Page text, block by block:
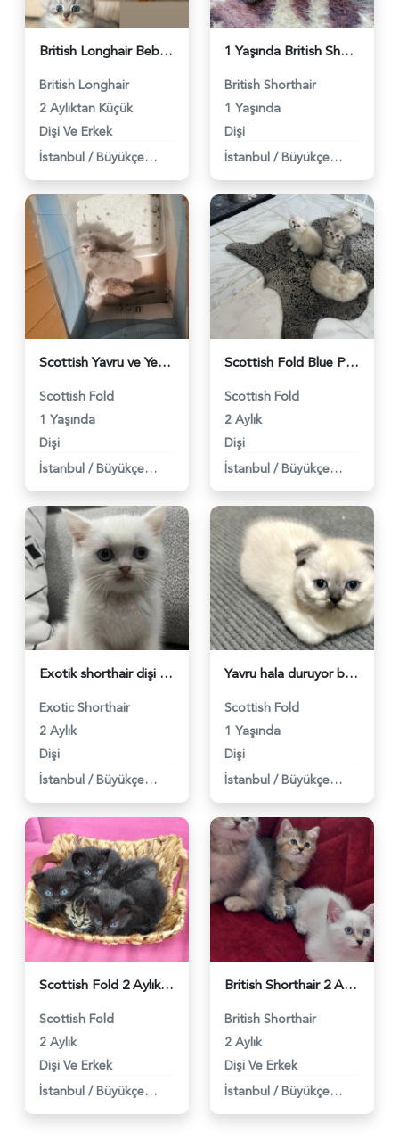
British Longhair Bebekler - 6197
British Longhair
2 Aylıktan Küçük
Dişi Ve Erkek
İstanbul / Büyükçekmece
1 Yaşında British Shorthair Baby Face 1 Yaşında - 4911
British Shorthair
1 Yaşında
Dişi
İstanbul / Büyükçekmece
Scottish Yavru ve Yetişkin Kediler - 4297
Scottish Fold
1 Yaşında
Dişi
İstanbul / Büyükçekmece
Scottish Fold Blue Point Yavrularımız - 4160
Scottish Fold
2 Aylık
Dişi
İstanbul / Büyükçekmece
Exotik shorthair dişi - 4045
Exotic Shorthair
2 Aylık
Dişi
İstanbul / Büyükçekmece
Yavru hala duruyor bir aylık yuva arıyoruz - 3914
Scottish Fold
1 Yaşında
Dişi
İstanbul / Büyükçekmece
Scottish Fold 2 Aylık Topaç Kafa Büyükçekmecede - 3580
Scottish Fold
2 Aylık
Dişi Ve Erkek
İstanbul / Büyükçekmece
British Shorthair 2 Aylık Dişi ve Erkek - 2867
British Shorthair
2 Aylık
Dişi Ve Erkek
İstanbul / Büyükçekmece